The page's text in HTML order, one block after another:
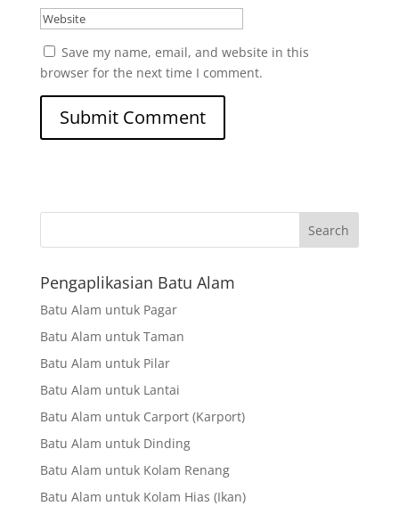
Save my name, email, and website in this
browser for the next time I comment.
Search
Pengaplikasian Batu Alam
Batu Alam untuk Pagar
Batu Alam untuk Taman
Batu Alam untuk Pilar
Batu Alam untuk Lantai
Batu Alam untuk Carport (Karport)
Batu Alam untuk Dinding
Batu Alam untuk Kolam Renang
Batu Alam untuk Kolam Hias (Ikan)